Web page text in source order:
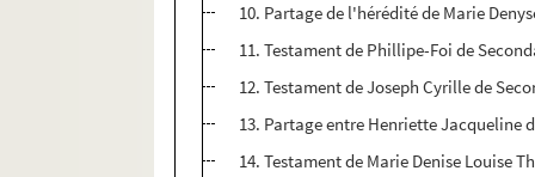
10. Partage de l'hérédité de Marie
11. Testament de Phillipe-Foi de
12. Testament de Joseph Cyrille de
13. Partage entre Henriette Jacqueline
14. Testament de Marie Denise Louise